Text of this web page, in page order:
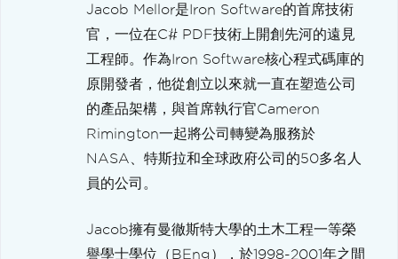
Jacob Mellor是Iron Software的首席技術
官，一位在C# PDF技術上開創先河的遠見
工程師。作為Iron Software核心程式碼庫的
原開發者，他從創立以來就一直在塑造公司
的產品架構，與首席執行官Cameron
Rimington一起將公司轉變為服務於
NASA、特斯拉和全球政府公司的50多名人
員的公司。
Jacob擁有曼徹斯特大學的土木工程一等榮
譽學士學位（BEng），於1998-2001年之間